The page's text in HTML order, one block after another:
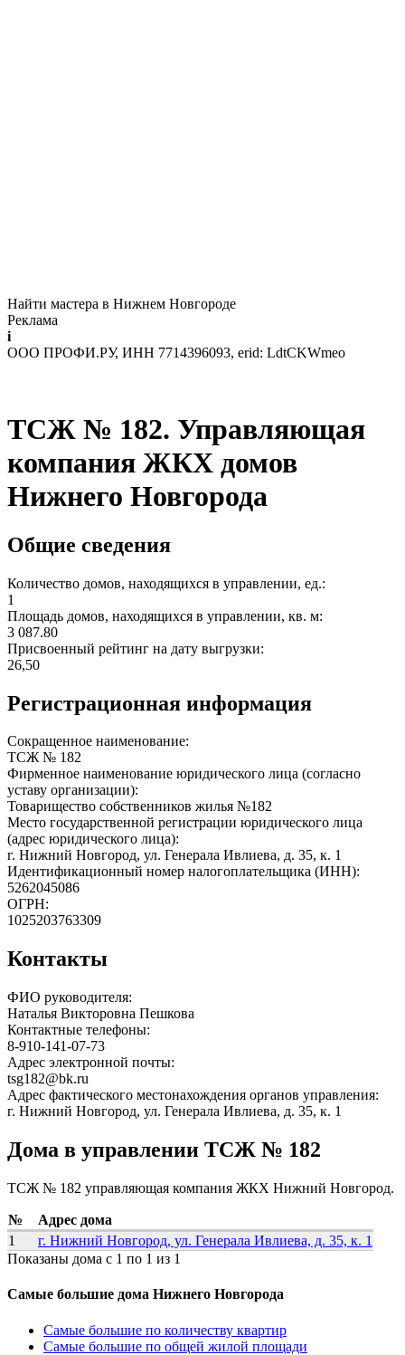
Найти мастера в Нижнем Новгороде
Реклама
i
ООО ПРОФИ.РУ, ИНН 7714396093, erid: LdtCKWmeo
ТСЖ № 182. Управляющая
компания ЖКХ домов
Нижнего Новгорода
Общие сведения
Количество домов, находящихся в управлении, ед.:
1
Площадь домов, находящихся в управлении, кв. м:
3 087.80
Присвоенный рейтинг на дату выгрузки:
26,50
Регистрационная информация
Сокращенное наименование:
ТСЖ № 182
Фирменное наименование юридического лица (согласно
уставу организации):
Товарищество собственников жилья №182
Место государственной регистрации юридического лица
(адрес юридического лица):
г. Нижний Новгород, ул. Генерала Ивлиева, д. 35, к. 1
Идентификационный номер налогоплательщика (ИНН):
5262045086
ОГРН:
1025203763309
Контакты
ФИО руководителя:
Наталья Викторовна Пешкова
Контактные телефоны:
8-910-141-07-73
Адрес электронной почты:
tsg182@bk.ru
Адрес фактического местонахождения органов управления:
г. Нижний Новгород, ул. Генерала Ивлиева, д. 35, к. 1
Дома в управлении ТСЖ № 182
ТСЖ № 182 управляющая компания ЖКХ Нижний Новгород.
№
Адрес дома
1
г. Нижний Новгород, ул. Генерала Ивлиева, д. 35, к. 1
Показаны дома с 1 по 1 из 1
Самые большие дома Нижнего Новгорода
Самые большие по количеству квартир
Самые большие по общей жилой площади